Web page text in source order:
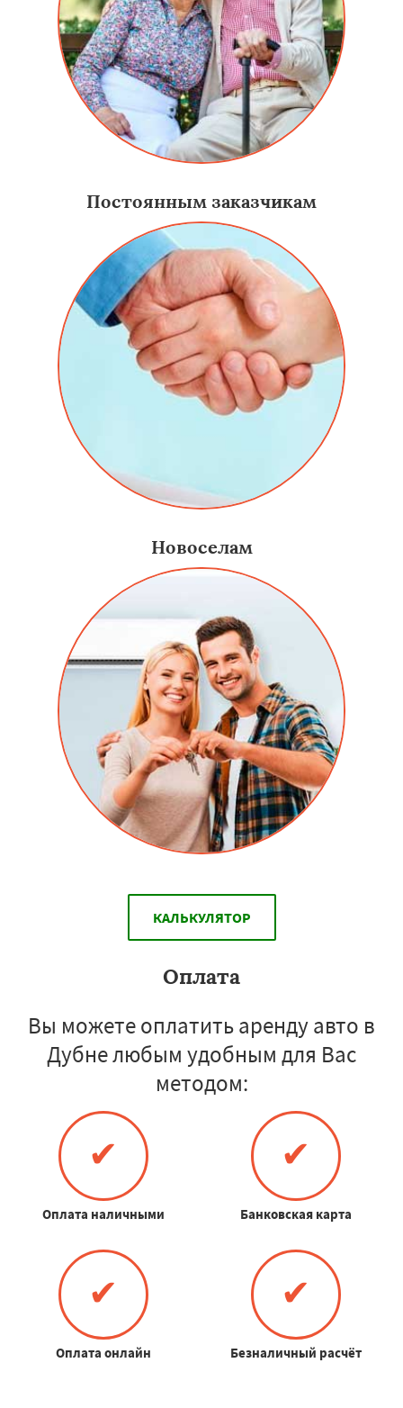
Постоянным заказчикам
Новоселам
КАЛЬКУЛЯТОР
Оплата
Вы можете оплатить аренду авто в
Дубне любым удобным для Вас
методом:
✔
Оплата наличными
✔
Банковская карта
✔
Оплата онлайн
✔
Безналичный расчёт